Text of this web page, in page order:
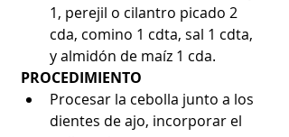
1, perejil o cilantro picado 2
cda, comino 1 cdta, sal 1 cdta,
y almidón de maíz 1 cda.
PROCEDIMIENTO
Procesar la cebolla junto a los
dientes de ajo, incorporar el